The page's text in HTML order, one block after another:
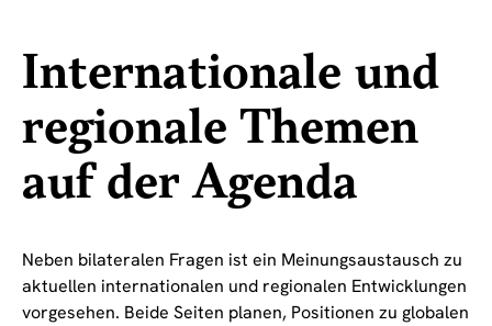
Internationale und
regionale Themen
auf der Agenda
Neben bilateralen Fragen ist ein Meinungsaustausch zu
aktuellen internationalen und regionalen Entwicklungen
vorgesehen. Beide Seiten planen, Positionen zu globalen